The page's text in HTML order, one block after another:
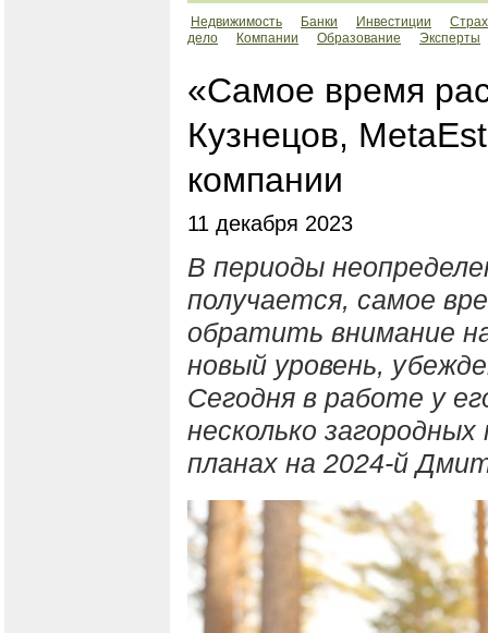
Недвижимость Банки Инвестиции
дело
Компании Образование Эксперты
«Самое время
Кузнецов,
компании
11 декабря 2023
В периоды
получается, самое
обратить внимание
новый уровень,
Сегодня в работе у
несколько
планах на 2024-й